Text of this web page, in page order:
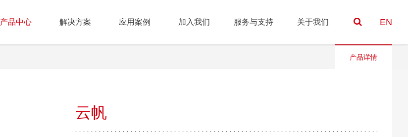
EN
产品中心 解决方案 应用案例 加入我们 服务与支持 关于我们
产品详情
云帆